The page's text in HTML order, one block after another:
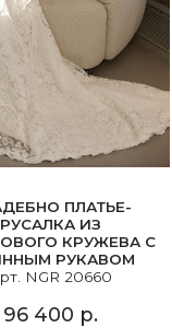
ПЛАТЬЕ-
РУСАЛКА ИЗ
КРУЖЕВА С
РУКАВОМ
NGR 20660
96 400 р.